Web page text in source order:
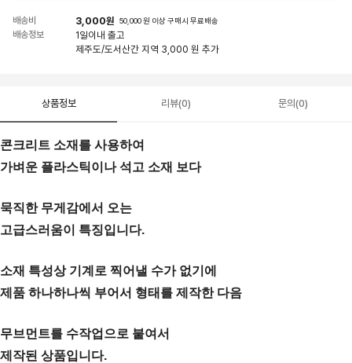
배송비 3,000원 50,000 원 이상 구매시 무료배송
배송정보 1일이내 출고
제주도/도서산간 지역 3,000 원 추가
상품정보 리뷰(0) 문의(0)
콘크리트 소재를 사용하여
가벼운 플라스틱이나 석고 소재 보다
묵직한 무게감에서 오는
고급스러움이 특징입니다.
소재 특성상 기계로 찍어낼 수가 없기에
제품 하나하나씩 부어서 형태를 제작한 다음
무브먼트를 수작업으로 붙여서
제작된 상품입니다.